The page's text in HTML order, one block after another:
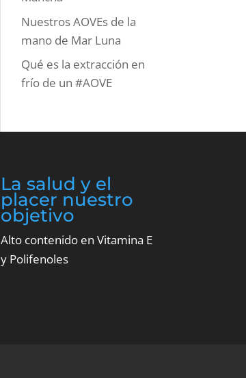
Nuestros AOVEs de la
mano de Mar Luna
Qué es la extracción en
frío de un #AOVE
La salud y el
placer nuestro
objetivo
Alto contenido en Vitamina E
y Polifenoles